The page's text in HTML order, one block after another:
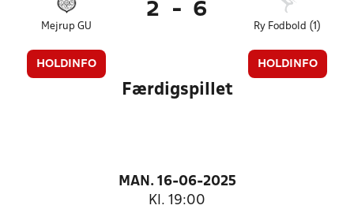
Mejrup GU
HOLDINFO
2 - 6
Ry Fodbold (1)
HOLDINFO
Færdigspillet
MAN. 16-06-2025
Kl. 19:00